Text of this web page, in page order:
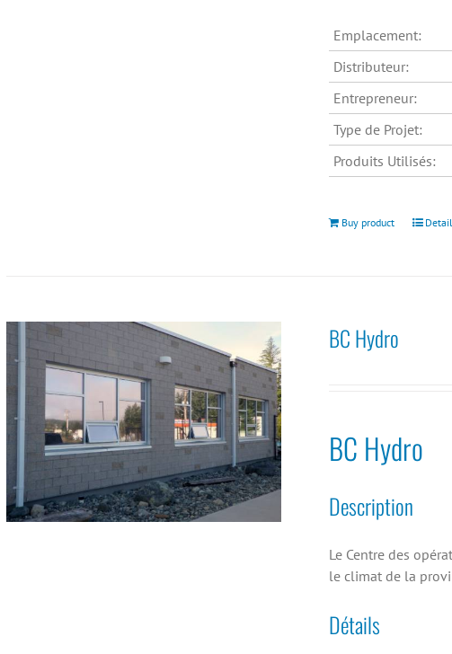
Emplacement:
Distributeur:
Entrepreneur:
Type de Projet:
Produits Utilisés:
Buy product
BC Hydro
BC Hydro
Description
Le Centre des
le climat de la
Détails